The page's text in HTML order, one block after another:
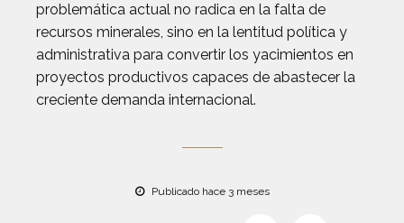
problemática actual no radica en la falta de
recursos minerales, sino en la lentitud política y
administrativa para convertir los yacimientos en
proyectos productivos capaces de abastecer la
creciente demanda internacional.
Publicado hace 3 meses